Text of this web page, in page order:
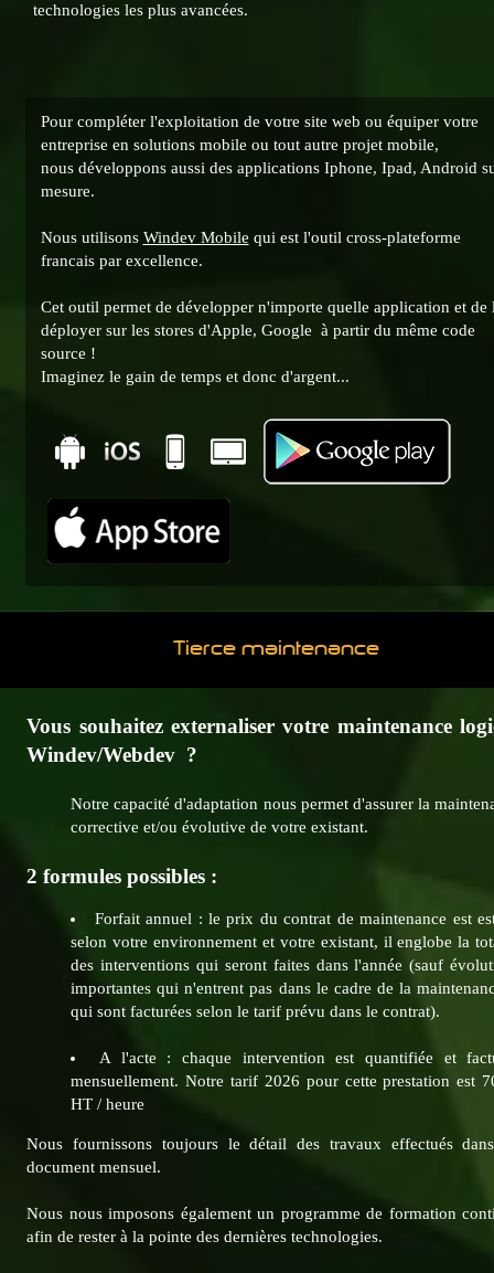
technologies les plus avancées.
Pour compléter l'exploitation de votre site web ou équiper votre
entreprise en solutions mobile ou tout autre projet mobile,
nous développons aussi des applications Iphone, Ipad, Android
mesure.
Nous utilisons Windev Mobile qui est l'outil cross-plateforme
francais par excellence.
Cet outil permet de développer n'importe quelle application et de
déployer sur les stores d'Apple, Google à partir du même code
source !
Imaginez le gain de temps et donc d'argent...
Tierce maintenance
Vous souhaitez externaliser votre maintenance
Windev/Webdev ?
Notre capacité d'adaptation nous permet d'assurer la
corrective et/ou évolutive de votre existant.
2 formules possibles :
Forfait annuel : le prix du contrat de maintenance est
selon votre environnement et votre existant, il englobe la
des interventions qui seront faites dans l'année (sauf
importantes qui n'entrent pas dans le cadre de la
qui sont facturées selon le tarif prévu dans le contrat).
A l'acte : chaque intervention est quantifiée et
mensuellement. Notre tarif 2026 pour cette prestation est
HT / heure
Nous fournissons toujours le détail des travaux effectués
document mensuel.
Nous nous imposons également un programme de formation
afin de rester à la pointe des dernières technologies.